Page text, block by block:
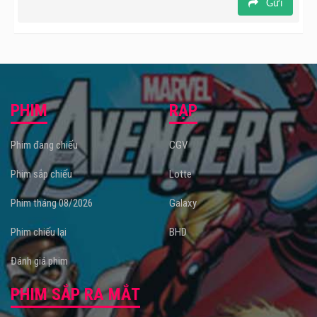
Gửi
PHIM
Phim đang chiếu
Phim sắp chiếu
Phim tháng 08/2026
Phim chiếu lại
Đánh giá phim
RẠP
CGV
Lotte
Galaxy
BHD
PHIM SẮP RA MẮT